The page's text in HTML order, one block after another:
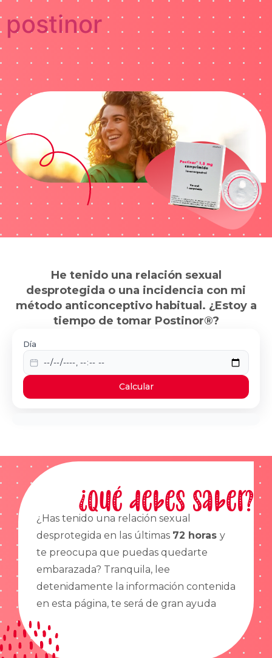
postinor
He tenido una relación sexual
desprotegida o una incidencia con mi
método anticonceptivo habitual. ¿Estoy a
tiempo de tomar Postinor®?
Día
Calcular
¿Qué debes saber?
¿Has tenido una relación sexual
desprotegida en las últimas 72 horas y
te preocupa que puedas quedarte
embarazada? Tranquila, lee
detenidamente la información contenida
en esta página, te será de gran ayuda